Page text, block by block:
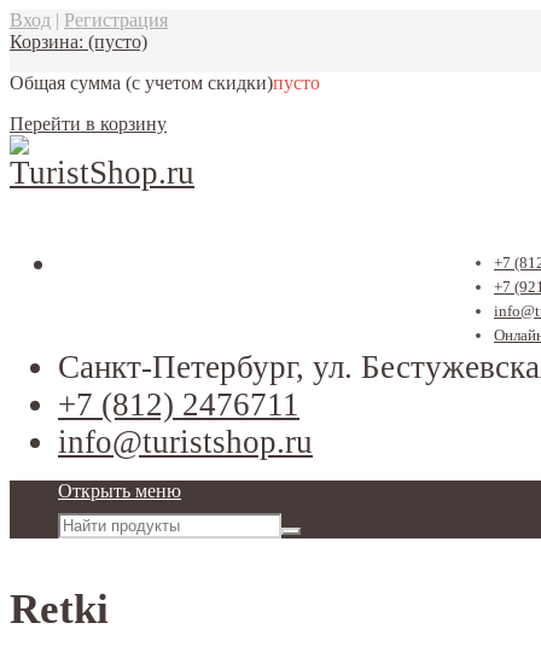
Вход | Регистрация
Корзина: (пусто)
Общая сумма (с учетом скидки)пусто
Перейти в корзину
+7
+7
Санкт-Петербург, ул.
+7 (812) 2476711
info@turistshop.ru
Открыть меню
Retki